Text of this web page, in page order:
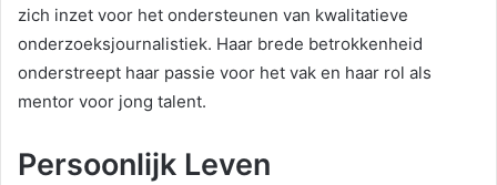
zich inzet voor het ondersteunen van kwalitatieve
onderzoeksjournalistiek. Haar brede betrokkenheid
onderstreept haar passie voor het vak en haar rol als
mentor voor jong talent.
Persoonlijk Leven